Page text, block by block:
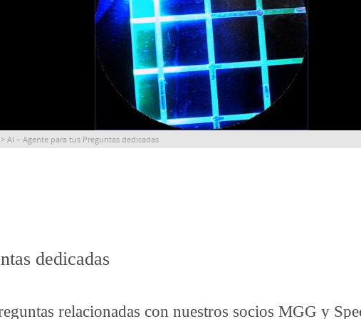
> AI – Agente para tus Preguntas dedicadas
dedicadas
relacionadas con nuestros socios MGG y